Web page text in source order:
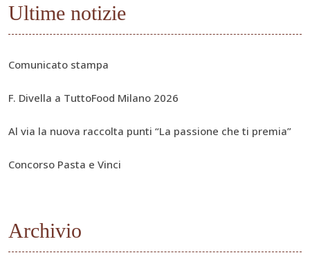
Ultime notizie
Comunicato stampa
F. Divella a TuttoFood Milano 2026
Al via la nuova raccolta punti “La passione che ti premia”
Concorso Pasta e Vinci
Archivio